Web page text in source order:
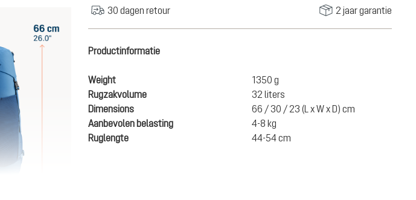
30 dagen retour 2 jaar garantie
Productinformatie
Weight
1350 g
Rugzakvolume
32 liters
Dimensions
66 / 30 / 23 (L x W x D) cm
Aanbevolen belasting
4-8 kg
Ruglengte
44-54 cm